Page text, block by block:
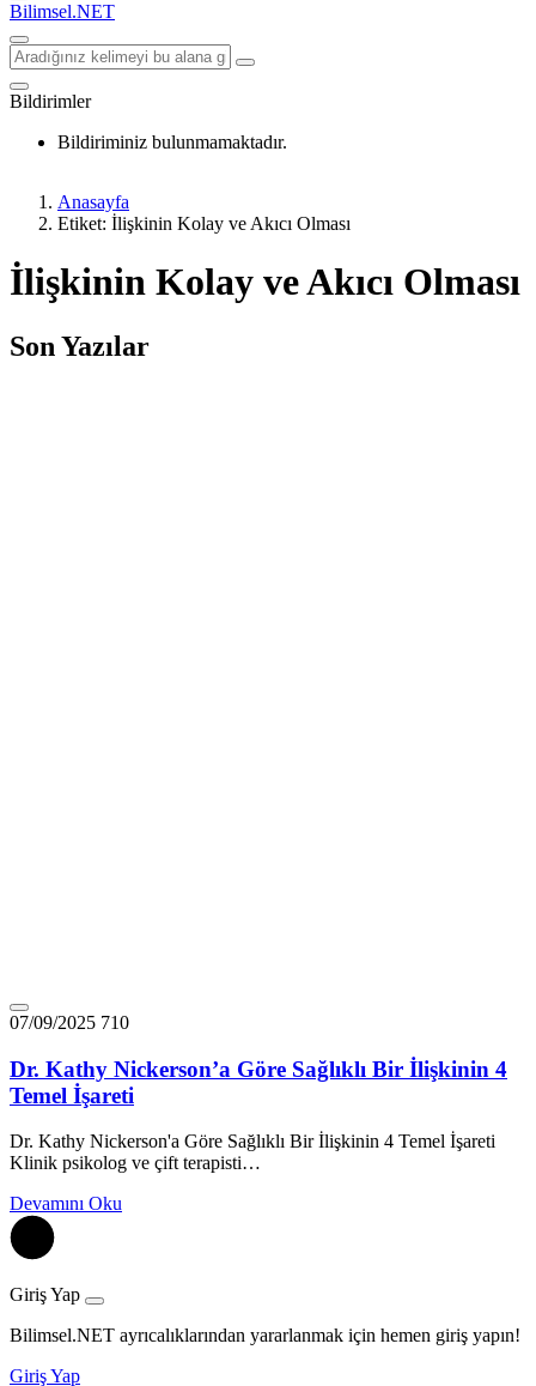
Bilimsel.NET
Bildirimler
Bildiriminiz bulunmamaktadır.
Anasayfa
Etiket: İlişkinin Kolay ve Akıcı Olması
İlişkinin Kolay ve Akıcı Olması
Son Yazılar
07/09/2025 710
Dr. Kathy Nickerson’a Göre Sağlıklı Bir İlişkinin 4
Temel İşareti
Dr. Kathy Nickerson'a Göre Sağlıklı Bir İlişkinin 4 Temel İşareti
Klinik psikolog ve çift terapisti…
Devamını Oku
Giriş Yap
Bilimsel.NET ayrıcalıklarından yararlanmak için hemen giriş yapın!
Giriş Yap